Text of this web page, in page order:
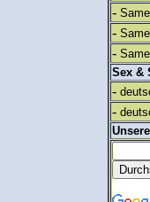
-
-
-
Sex &
-
-